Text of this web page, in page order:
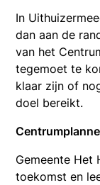
In
dan aan de
van het
tegemoet te
klaar zijn of
doel bereikt.
Gemeente Het
toekomst en